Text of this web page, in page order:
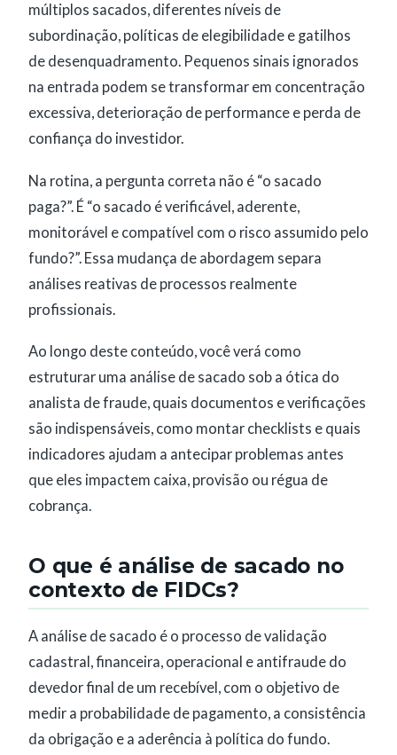
múltiplos sacados, diferentes níveis de
subordinação, políticas de elegibilidade e gatilhos
de desenquadramento. Pequenos sinais ignorados
na entrada podem se transformar em concentração
excessiva, deterioração de performance e perda de
confiança do investidor.
Na rotina, a pergunta correta não é “o sacado
paga?”. É “o sacado é verificável, aderente,
monitorável e compatível com o risco assumido pelo
fundo?”. Essa mudança de abordagem separa
análises reativas de processos realmente
profissionais.
Ao longo deste conteúdo, você verá como
estruturar uma análise de sacado sob a ótica do
analista de fraude, quais documentos e verificações
são indispensáveis, como montar checklists e quais
indicadores ajudam a antecipar problemas antes
que eles impactem caixa, provisão ou régua de
cobrança.
O que é análise de sacado no
contexto de FIDCs?
A análise de sacado é o processo de validação
cadastral, financeira, operacional e antifraude do
devedor final de um recebível, com o objetivo de
medir a probabilidade de pagamento, a consistência
da obrigação e a aderência à política do fundo.